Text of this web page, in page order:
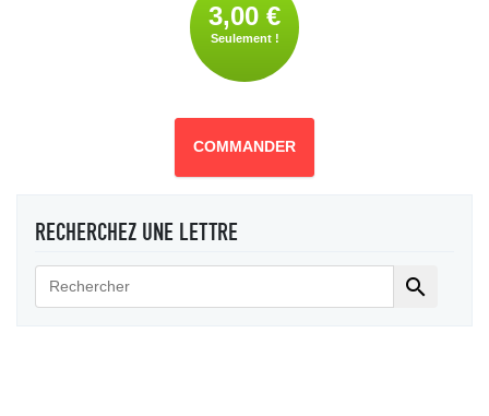
3,00 €
Seulement !
COMMANDER
RECHERCHEZ UNE LETTRE
